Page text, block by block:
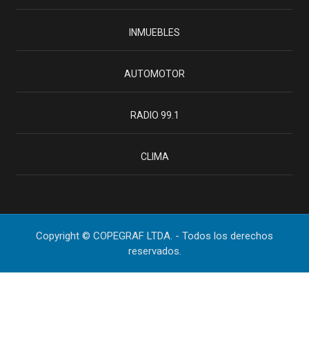
INMUEBLES
AUTOMOTOR
RADIO 99.1
CLIMA
Copyright © COPEGRAF LTDA. - Todos los derechos
reservados.